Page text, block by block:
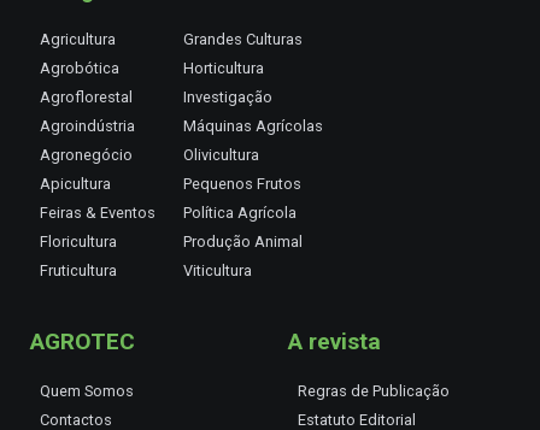
Agricultura
Agrobótica
Agroflorestal
Agroindústria
Agronegócio
Apicultura
Feiras & Eventos
Floricultura
Fruticultura
Grandes Culturas
Horticultura
Investigação
Máquinas Agrícolas
Olivicultura
Pequenos Frutos
Política Agrícola
Produção Animal
Viticultura
AGROTEC
Quem Somos
Contactos
A revista
Regras de Publicação
Estatuto Editorial